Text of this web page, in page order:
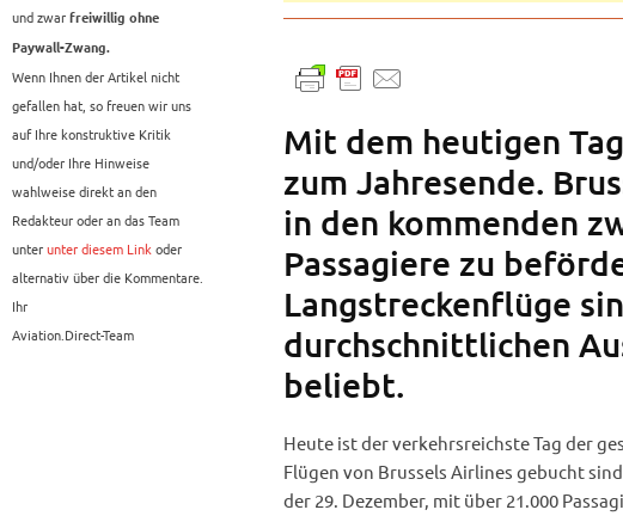
und zwar freiwillig ohne
Paywall-Zwang.
Wenn Ihnen der Artikel nicht
gefallen hat, so freuen wir uns
auf Ihre konstruktive Kritik
und/oder Ihre Hinweise
wahlweise direkt an den
Redakteur oder an das Team
unterunter diesem Linkoder
alternativ über die Kommentare.
Ihr
Aviation.Direct-Team
Mit dem heutigen
zum Jahresende.
in den kommenden
Passagiere zu
Langstreckenflüge
durchschnittlichen
beliebt.
Heute ist der verkehrsreichste Tag der
Flügen von Brussels Airlines gebucht
der 29. Dezember, mit über 21.000